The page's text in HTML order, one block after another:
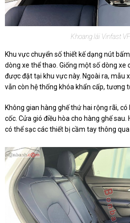
Khoang lái Vinfast
Khu vực chuyển số thiết kế dạng nút
dòng xe thể thao. Giống một số dòng xe
được đặt tại khu vực này. Ngoài ra, mẫu
vẫn còn hệ thống khóa khẩn cấp, tương
Không gian hàng ghế thứ hai rộng rãi,
cốc. Cửa gió điều hòa cho hàng ghế
có thể sạc các thiết bị cầm tay thông qua